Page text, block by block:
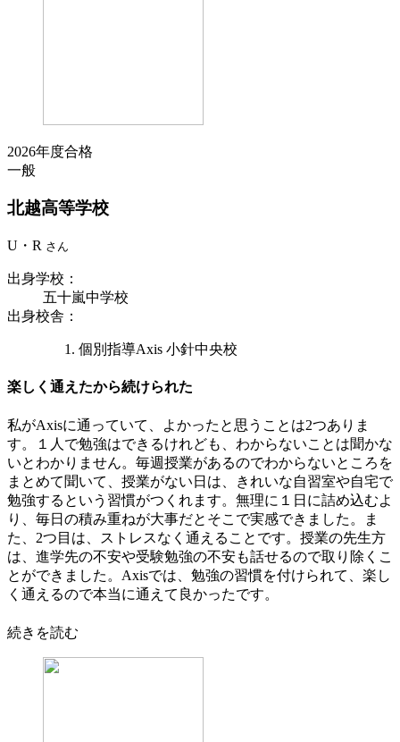
2026年度合格
一般
北越高等学校
U・R さん
出身学校 ：
五十嵐中学校
出身校舎 ：
個別指導Axis 小針中央校
楽しく通えたから続けられた
私がAxisに通っていて、よかったと思うことは2つありま
す。１人で勉強はできるけれども、わからないことは聞かな
いとわかりません。毎週授業があるのでわからないところを
まとめて聞いて、授業がない日は、きれいな自習室や自宅で
勉強するという習慣がつくれます。無理に１日に詰め込むよ
り、毎日の積み重ねが大事だとそこで実感できました。ま
た、2つ目は、ストレスなく通えることです。授業の先生方
は、進学先の不安や受験勉強の不安も話せるので取り除くこ
とができました。Axisでは、勉強の習慣を付けられて、楽し
く通えるので本当に通えて良かったです。
続きを読む